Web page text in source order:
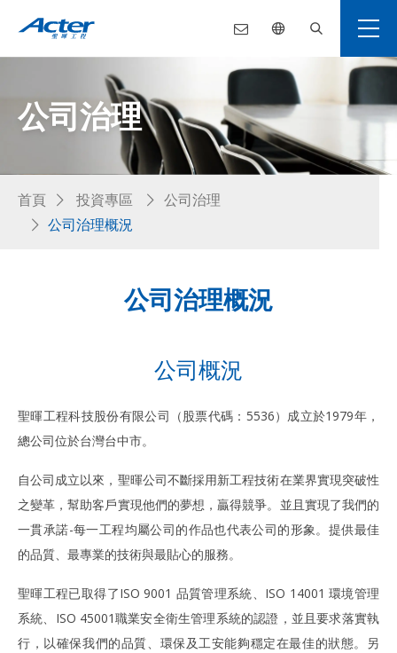
公司治理
首頁 投資專區
公司治理
公司治理概況
公司治理概況
公司概況
聖暉工程科技股份有限公司（股票代碼：5536）成立於1979年，
總公司位於台灣台中市。
自公司成立以來，聖暉公司不斷採用新工程技術在業界實現突破性
之變革，幫助客戶實現他們的夢想，贏得競爭。並且實現了我們的
一貫承諾-每一工程均屬公司的作品也代表公司的形象。提供最佳
的品質、最專業的技術與最貼心的服務。
聖暉工程已取得了ISO 9001 品質管理系統、ISO 14001 環境管理
系統、ISO 45001職業安全衛生管理系統的認證，並且要求落實執
行，以確保我們的品質、環保及工安能夠穩定在最佳的狀態。另